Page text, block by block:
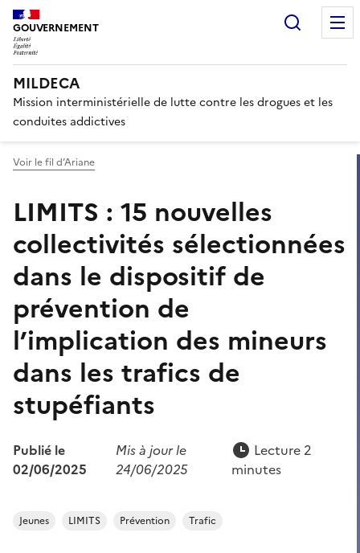
Panneau de gestion des
GOUVERNEMENT
MILDECA
Mission interministérielle de lutte contre les drogues et les
conduites addictives
Voir le fil d’Ariane
LIMITS : 15 nouvelles
collectivités sélectionnées
dans le dispositif de
prévention de
l’implication des mineurs
dans les trafics de
stupéfiants
Publié le
02/06/2025
Mis à jour le
24/06/2025
Lecture 2
minutes
Jeunes LIMITS Prévention Trafic